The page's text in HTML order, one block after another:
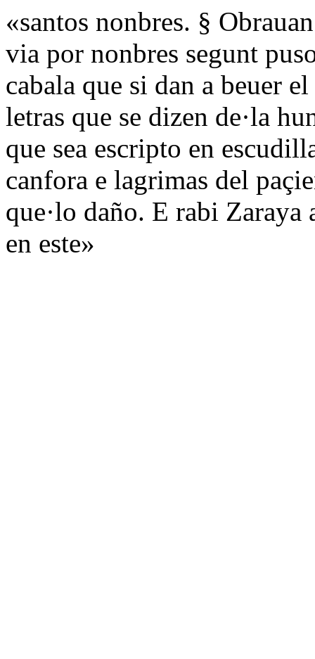
«santos nonbres. §
via por nonbres segunt
cabala que si dan a beuer
letras que se dizen de·la
que sea escripto en
canfora e lagrimas del
que·lo daño. E rabi Zaraya
en este»